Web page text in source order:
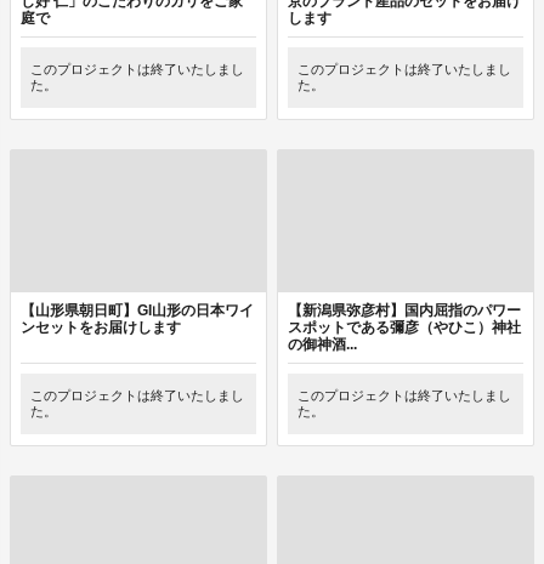
庭で
このプロジェクトは終了いたしまし
た。
します
このプロジェクトは終了いたしまし
た。
【山形県朝日町】GI山形の日本ワイ
ンセットをお届けします
このプロジェクトは終了いたしまし
た。
【新潟県弥彦村】国内屈指のパワー
スポットである彌彦（やひこ）神社
の御神酒...
このプロジェクトは終了いたしまし
た。